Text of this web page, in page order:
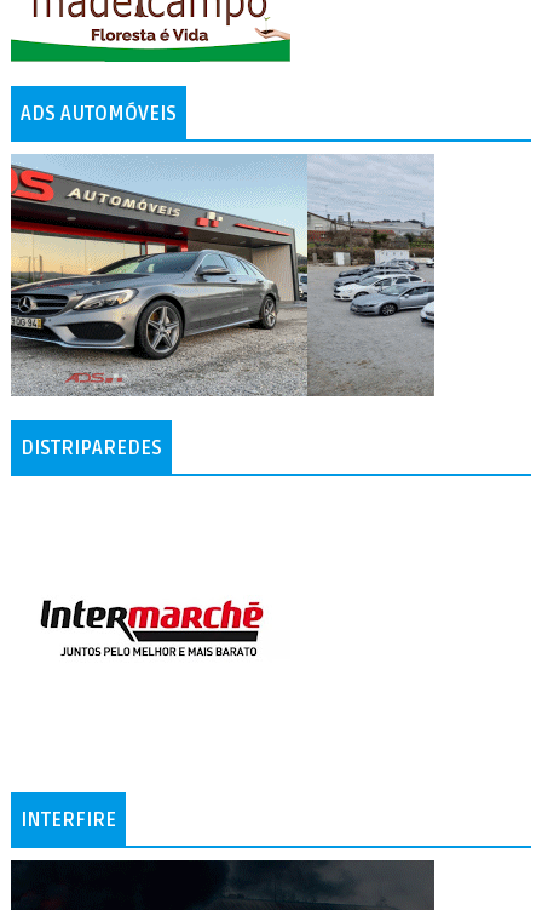
ADS AUTOMÓVEIS
DISTRIPAREDES
INTERFIRE